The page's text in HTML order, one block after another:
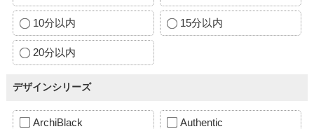
10分以内 15分以内
20分以内
デザインシリーズ
ArchiBlack Authentic